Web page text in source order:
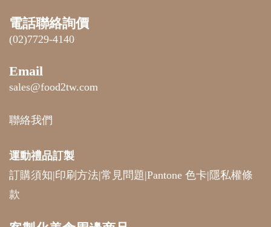
電話聯絡詢價
(02)7729-4140
Email
sales@food2tw.com
聯絡我們
運動禮品訂製
訂購須知|印刷方法|常見問題|Pantone 色卡| 隱私權條
款